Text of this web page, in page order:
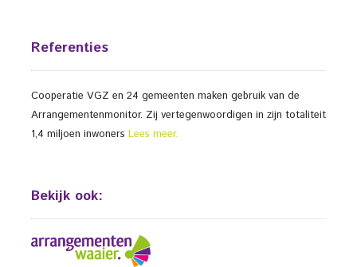
Referenties
Cooperatie VGZ en 24 gemeenten maken gebruik van de
Arrangementenmonitor. Zij vertegenwoordigen in zijn totaliteit
1,4 miljoen inwoners Lees meer.
Bekijk ook: